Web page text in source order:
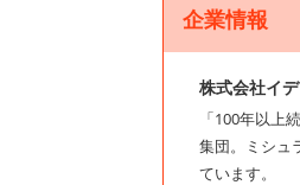
企業情報
株式会社イ
「100年以上
集団。ミシュ
ています。